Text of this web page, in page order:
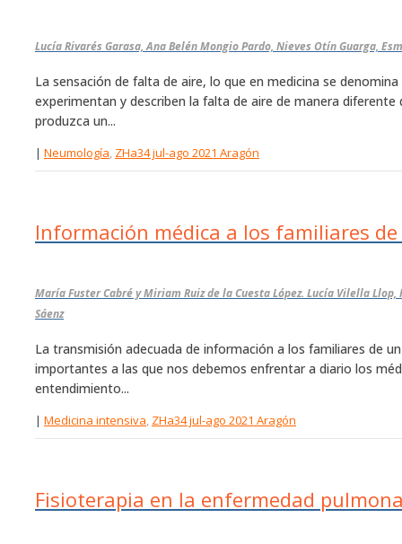
Lucía Rivarés Garasa, Ana Belén Mongio Pardo, Nieves Otín Guarga,
La sensación de falta de aire, lo que en medicina se
experimentan y describen la falta de aire de manera
produzca un...
| Neumología, ZHa34 jul-ago 2021 Aragón
Información médica a los familiares
María Fuster Cabré y Miriam Ruiz de la Cuesta López. Lucía Vilella
Sáenz
La transmisión adecuada de información a los familiares de
importantes a las que nos debemos enfrentar a diario los
entendimiento...
| Medicina intensiva, ZHa34 jul-ago 2021 Aragón
Fisioterapia en la enfermedad